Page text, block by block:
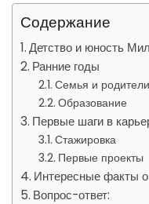
Содержание
Детство и юность
Ранние годы
Семья и родители
Образование
Первые шаги в
Стажировка
Первые проекты
Интересные факты
Вопрос-ответ: